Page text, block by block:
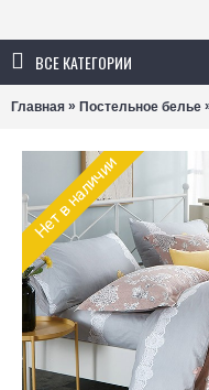
ВСЕ КАТЕГОРИИ
Главная » Постельное белье
Нет в наличии